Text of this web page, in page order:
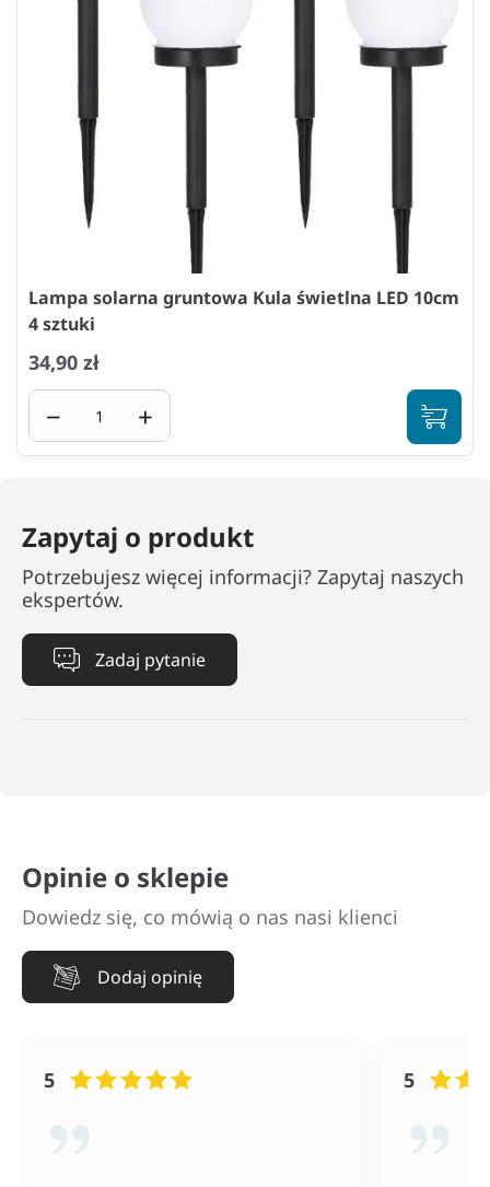
Lampa solarna gruntowa Kula świetlna LED 10cm
4 sztuki
34,90 zł
− +
Zapytaj o produkt
Potrzebujesz więcej informacji? Zapytaj naszych
ekspertów.
Zadaj pytanie
Opinie o sklepie
Dowiedz się, co mówią o nas nasi klienci
Dodaj opinię
5 5